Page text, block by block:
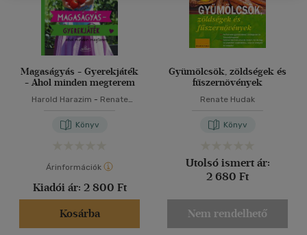
Magaságyás - Gyerekjáték
- Ahol minden megterem
Harold Harazim - Renate
Könyv
Árinformációk
Kiadói ár: 2 800 Ft
Kosárba
Gyümölcsök, zöldségek és
fűszernövények
Renate Hudak
Könyv
Utolsó ismert ár:
2 680 Ft
Nem rendelhető